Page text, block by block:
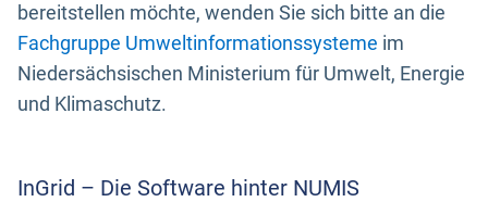
bereitstellen möchte, wenden Sie sich bitte an die
Fachgruppe Umweltinformationssysteme im
Niedersächsischen Ministerium für Umwelt, Energie
und Klimaschutz.
InGrid – Die Software hinter NUMIS